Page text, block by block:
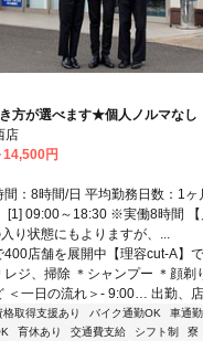
方が選べます★個人ノルマなし
できる環境が◎収入重視 or プラ
て下さいね♪
店
14,500円
間：8時間/日 平均勤務日数：1
[1] 09:00～18:30 ※実働8時間 【
り状態にもよりますが、...
400店舗を展開中【理容cut-A】
ジ、掃除 ＊シャンプー ＊顔剃
＜一日の流れ＞- 9:00… 出勤、店
格取得支援あり バイク通勤OK 車通
育休あり 交通費支給 シフト制 寮